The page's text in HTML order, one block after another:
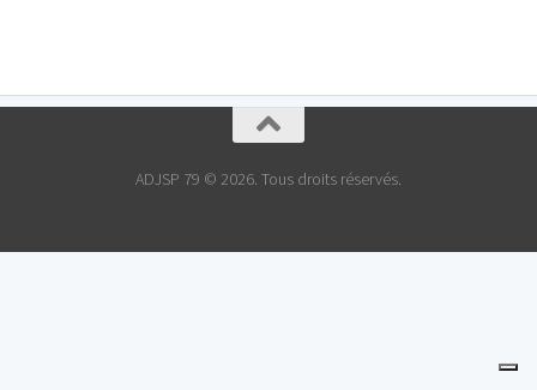
ADJSP 79 © 2026. Tous droits réservés.